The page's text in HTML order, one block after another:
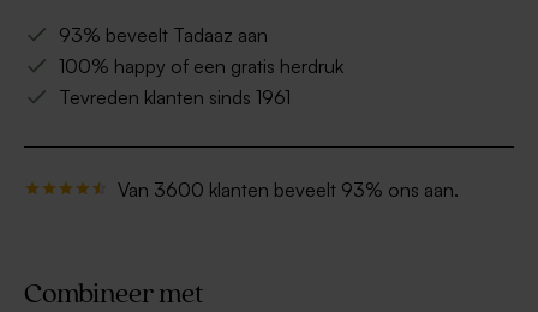
93% beveelt Tadaaz aan
100% happy of een gratis herdruk
Tevreden klanten sinds 1961
Van 3600 klanten beveelt 93% ons aan.
Combineer met